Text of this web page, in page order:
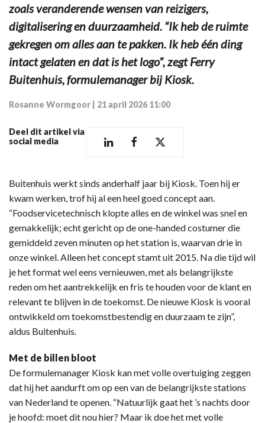
zoals veranderende wensen van reizigers,
digitalisering en duurzaamheid. “Ik heb de ruimte
gekregen om alles aan te pakken. Ik heb één ding
intact gelaten en dat is het logo”, zegt Ferry
Buitenhuis, formulemanager bij Kiosk.
Rosanne Wormgoor 21 april 2026 11:00
Deel dit artikel via
social media
Buitenhuis werkt sinds anderhalf jaar bij Kiosk. Toen hij er
kwam werken, trof hij al een heel goed concept aan.
“Foodservicetechnisch klopte alles en de winkel was snel en
gemakkelijk; echt gericht op de one-handed costumer die
gemiddeld zeven minuten op het station is, waarvan drie in
onze winkel. Alleen het concept stamt uit 2015. Na die tijd wil
je het format wel eens vernieuwen, met als belangrijkste
reden om het aantrekkelijk en fris te houden voor de klant en
relevant te blijven in de toekomst. De nieuwe Kiosk is vooral
ontwikkeld om toekomstbestendig en duurzaam te zijn”,
aldus Buitenhuis.
Met de billen bloot
De formulemanager Kiosk kan met volle overtuiging zeggen
dat hij het aandurft om op een van de belangrijkste stations
van Nederland te openen. “Natuurlijk gaat het ’s nachts door
je hoofd: moet dit nou hier? Maar ik doe het met volle